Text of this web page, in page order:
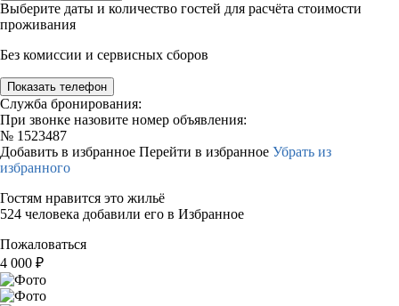
Выберите даты и количество гостей для расчёта стоимости
проживания
Без комиссии и сервисных сборов
Показать телефон
Служба бронирования:
При звонке назовите номер объявления:
№ 1523487
Добавить в избранное Перейти в избранное Убрать из
избранного
Гостям нравится это жильё
524 человека добавили его в Избранное
Пожаловаться
4 000 ₽